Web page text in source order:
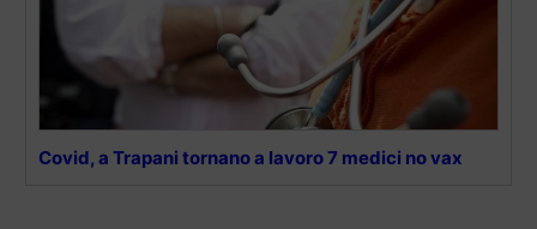
Covid, a Trapani tornano a lavoro 7 medici no vax